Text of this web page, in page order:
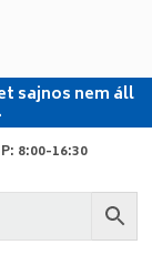
sajnos nem áll
8:00-16:30